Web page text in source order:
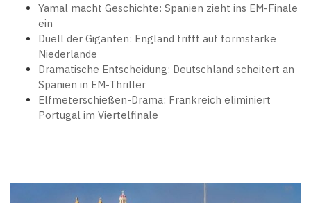
Yamal macht Geschichte: Spanien zieht ins EM-Finale
ein
Duell der Giganten: England trifft auf formstarke
Niederlande
Dramatische Entscheidung: Deutschland scheitert an
Spanien in EM-Thriller
Elfmeterschießen-Drama: Frankreich eliminiert
Portugal im Viertelfinale